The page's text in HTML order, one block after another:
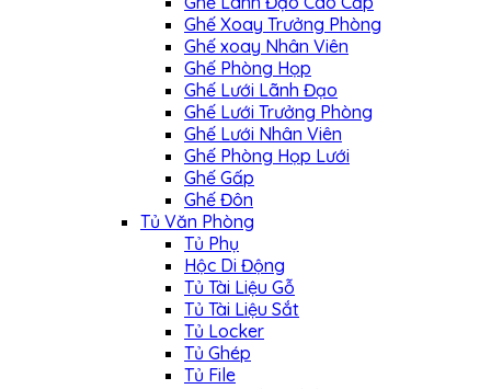
Ghế Xoay Trưởng Phòng
Ghế xoay Nhân Viên
Ghế Phòng Họp
Ghế Lưới Lãnh Đạo
Ghế Lưới Trưởng Phòng
Ghế Lưới Nhân Viên
Ghế Phòng Họp Lưới
Ghế Gấp
Ghế Đôn
Tủ Văn Phòng
Tủ Phụ
Hộc Di Động
Tủ Tài Liệu Gỗ
Tủ Tài Liệu Sắt
Tủ Locker
Tủ Ghép
Tủ File